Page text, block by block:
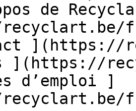
de
](https://
](https://
d’emploi ]